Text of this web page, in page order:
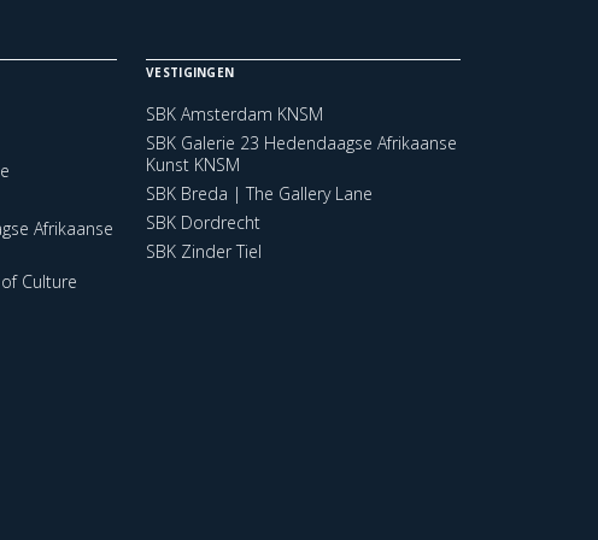
Afrikaanse
Culture
VESTIGINGEN
SBK Amsterdam KNSM
SBK Galerie 23 Hedendaagse Afrikaanse
Kunst KNSM
SBK Breda | The Gallery Lane
SBK Dordrecht
SBK Zinder Tiel